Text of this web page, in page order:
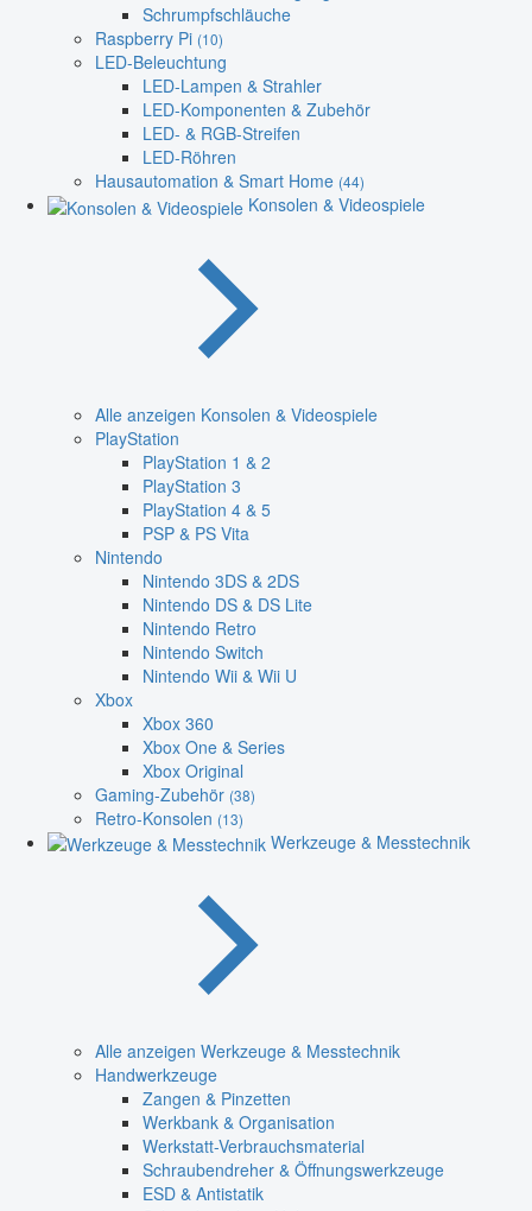
Schrumpfschläuche
Raspberry Pi (10)
LED-Beleuchtung
LED-Lampen & Strahler
LED-Komponenten & Zubehör
LED- & RGB-Streifen
LED-Röhren
Hausautomation & Smart Home (44)
Konsolen & Videospiele
Alle anzeigen Konsolen & Videospiele
PlayStation
PlayStation 1 & 2
PlayStation 3
PlayStation 4 & 5
PSP & PS Vita
Nintendo
Nintendo 3DS & 2DS
Nintendo DS & DS Lite
Nintendo Retro
Nintendo Switch
Nintendo Wii & Wii U
Xbox
Xbox 360
Xbox One & Series
Xbox Original
Gaming-Zubehör (38)
Retro-Konsolen (13)
Werkzeuge & Messtechnik
Alle anzeigen Werkzeuge & Messtechnik
Handwerkzeuge
Zangen & Pinzetten
Werkbank & Organisation
Werkstatt-Verbrauchsmaterial
Schraubendreher & Öffnungswerkzeuge
ESD & Antistatik